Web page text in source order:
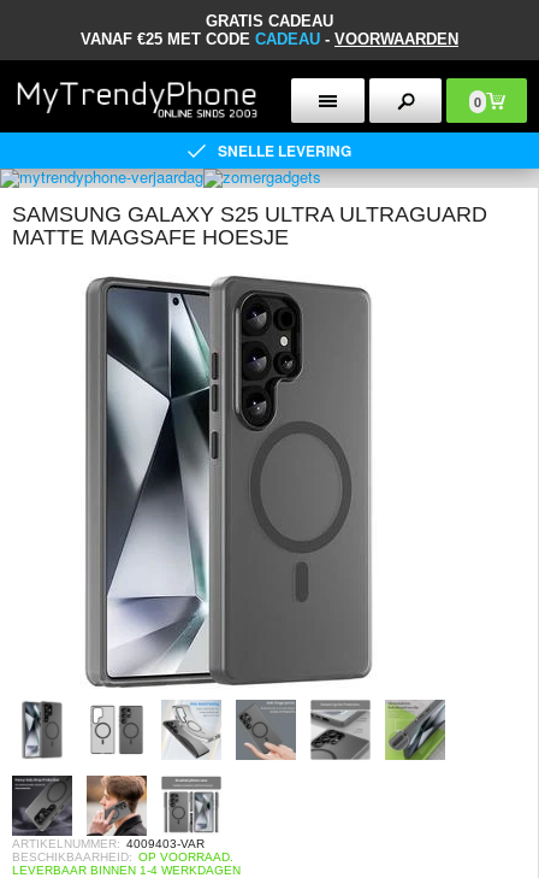
GRATIS CADEAU
VANAF €25 MET CODE CADEAU - VOORWAARDEN
0
SNELLE LEVERING
SAMSUNG GALAXY S25 ULTRA ULTRAGUARD
MATTE MAGSAFE HOESJE
ARTIKELNUMMER: 4009403-VAR
BESCHIKBAARHEID: OP VOORRAAD.
LEVERBAAR BINNEN 1-4 WERKDAGEN